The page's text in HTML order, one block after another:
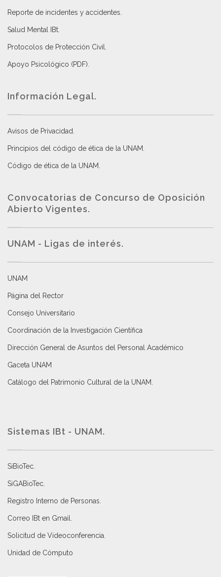
Reporte de incidentes y accidentes
Salud Mental IBt
Protocolos de Protección Civil
Apoyo Psicológico (PDF)
Información Legal.
Avisos de Privacidad
Principios del código de ética de la UNAM
Código de ética de la UNAM
Convocatorias de Concurso de Oposición
Abierto Vigentes.
UNAM - Ligas de interés.
UNAM
Página del Rector
Consejo Universitario
Coordinación de la Investigación Científica
Dirección General de Asuntos del Personal Académico
Gaceta UNAM
Catálogo del Patrimonio Cultural de la UNAM.
Sistemas IBt - UNAM.
SiBioTec
SiGABioTec.
Registro Interno de Personas
Correo IBt en Gmail
Solicitud de Videoconferencia.
Unidad de Cómputo